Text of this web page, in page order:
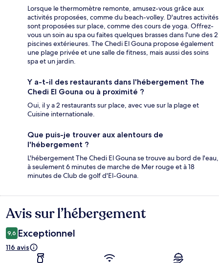
Lorsque le thermomètre remonte, amusez-vous grâce aux
activités proposées, comme du beach-volley. D'autres activités
sont proposées sur place, comme des cours de yoga. Offrez-
vous un soin au spa ou faites quelques brasses dans l'une des 2
piscines extérieures. The Chedi El Gouna propose également
une plage privée et une salle de fitness, mais aussi des soins
spa et un jardin.
Y a-t-il des restaurants dans l'hébergement The
Chedi El Gouna ou à proximité ?
Oui, il y a 2 restaurants sur place, avec vue sur la plage et
Cuisine internationale.
Que puis-je trouver aux alentours de
l'hébergement ?
L'hébergement The Chedi El Gouna se trouve au bord de l'eau,
à seulement 6 minutes de marche de Mer rouge et à 18
minutes de Club de golf d'El-Gouna.
Avis
Avis sur l’hébergement
9,6 Exceptionnel
116 avis